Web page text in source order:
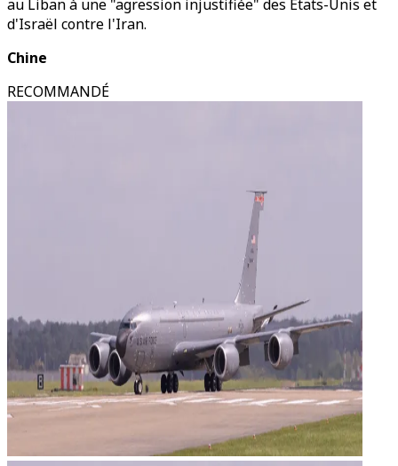
au Liban à une "agression injustifiée" des États-Unis et
d'Israël contre l'Iran.
Chine
RECOMMANDÉ